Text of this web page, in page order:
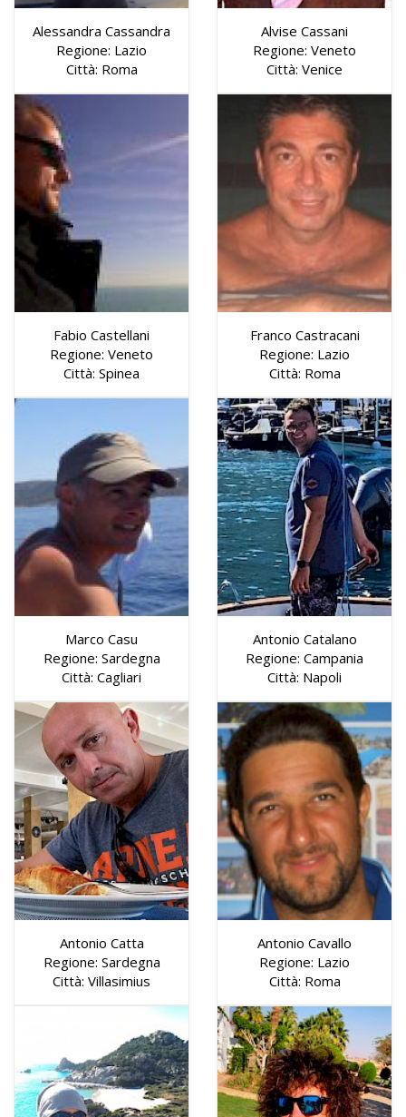
Alessandra Cassandra
Regione: Lazio
Città: Roma
Alvise Cassani
Regione: Veneto
Città: Venice
Fabio Castellani
Regione: Veneto
Città: Spinea
Franco Castracani
Regione: Lazio
Città: Roma
Marco Casu
Regione: Sardegna
Città: Cagliari
Antonio Catalano
Regione: Campania
Città: Napoli
Antonio Catta
Regione: Sardegna
Città: Villasimius
Antonio Cavallo
Regione: Lazio
Città: Roma